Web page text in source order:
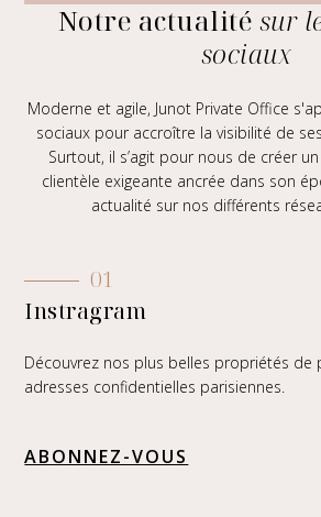
Notre actualité sur
sociaux
Moderne et agile, Junot Private Office
sociaux pour accroître la visibilité de
Surtout, il s’agit pour nous de créer
clientèle exigeante ancrée dans son
actualité sur nos différents
01
Instragram
Découvrez nos plus belles propriétés de
adresses confidentielles parisiennes.
ABONNEZ-VOUS